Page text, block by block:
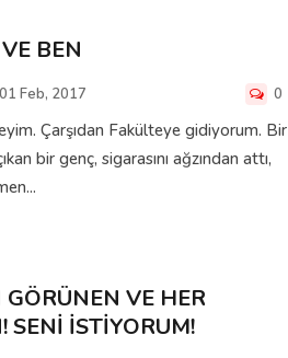
BEN
01 Feb, 2017 0
Çarşıdan Fakülteye gidiyorum. Bir
bir genç, sigarasını ağzından attı,
VE HER
SENİ İSTİYORUM!